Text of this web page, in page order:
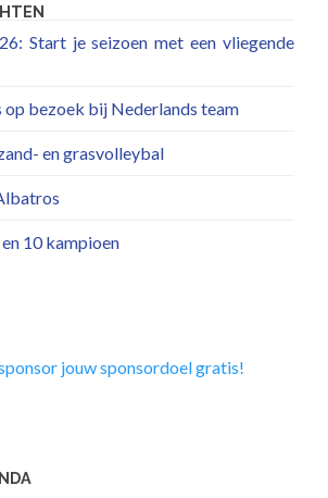
Start je seizoen met een vliegende
bezoek bij Nederlands team
en grasvolleybal
10 kampioen